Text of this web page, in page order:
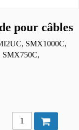
pour câbles
SMX1000C,